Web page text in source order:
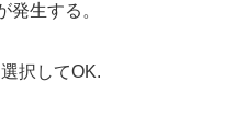
生する。
択してOK.